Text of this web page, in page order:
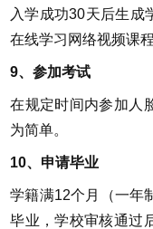
入学成功30天后生成
在线学习网络视频课
9、参加考试
在规定时间内参加人
为简单。
10、申请毕业
学籍满12个月（一年
毕业，学校审核通过